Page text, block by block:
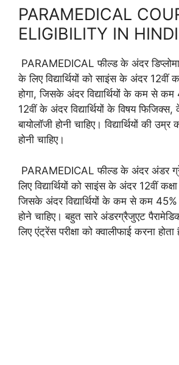
PARAMEDICAL
ELIGIBILITY IN HINDI
PARAMEDICAL फील्ड के अंदर
के लिए विद्यार्थियों को साइंस के अंदर 12वीं
होगा, जिसके अंदर विद्यार्थियों के कम से कम
12वीं के अंदर विद्यार्थियों के विषय
बायोलॉजी होनी चाहिए। विद्यार्थियों की
होनी चाहिए।
PARAMEDICAL फील्ड के अंदर अंडर
लिए विद्यार्थियों को साइंस के अंदर 12वीं
जिसके अंदर विद्यार्थियों के कम से कम
होने चाहिए। बहुत सारे अंडरग्रैजुएट
लिए एंट्रेंस परीक्षा को क्वालीफाई करना होता